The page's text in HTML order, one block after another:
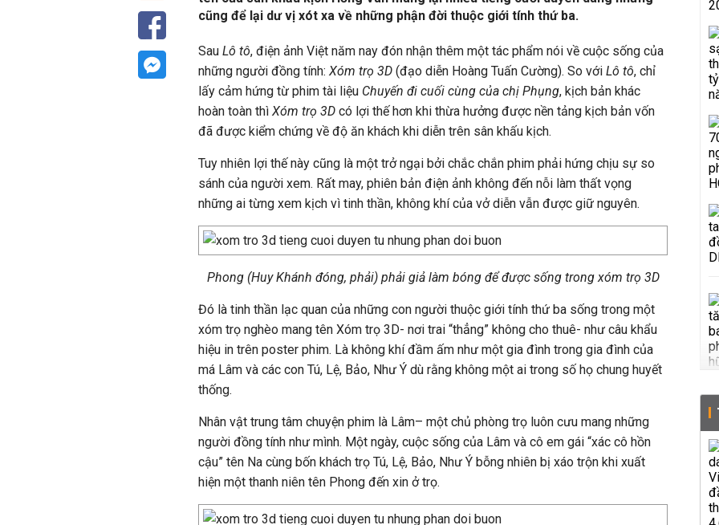
cũng để lại dư vị xót xa về những phận đời thuộc giới tính thứ ba.
Sau Lô tô, điện ảnh Việt năm nay đón nhận thêm một tác phẩm nói về cuộc sống của
những người đồng tính: Xóm trọ 3D (đạo diễn Hoàng Tuấn Cường). So với Lô tô, chỉ
lấy cảm hứng từ phim tài liệu Chuyến đi cuối cùng của chị Phụng, kịch bản khác
hoàn toàn thì Xóm trọ 3D có lợi thế hơn khi thừa hưởng được nền tảng kịch bản vốn
đã được kiểm chứng về độ ăn khách khi diễn trên sân khấu kịch.
Tuy nhiên lợi thế này cũng là một trở ngại bởi chắc chắn phim phải hứng chịu sự so
sánh của người xem. Rất may, phiên bản điện ảnh không đến nỗi làm thất vọng
những ai từng xem kịch vì tinh thần, không khí của vở diễn vẫn được giữ nguyên.
Phong (Huy Khánh đóng, phải) phải giả làm bóng để được sống trong xóm trọ 3D
Đó là tinh thần lạc quan của những con người thuộc giới tính thứ ba sống trong một
xóm trọ nghèo mang tên Xóm trọ 3D- nơi trai “thẳng” không cho thuê- như câu khẩu
hiệu in trên poster phim. Là không khí đầm ấm như một gia đình trong gia đình của
má Lâm và các con Tú, Lệ, Bảo, Như Ý dù rằng không một ai trong số họ chung huyết
thống.
Nhân vật trung tâm chuyện phim là Lâm– một chủ phòng trọ luôn cưu mang những
người đồng tính như mình. Một ngày, cuộc sống của Lâm và cô em gái “xác cô hồn
cậu” tên Na cùng bốn khách trọ Tú, Lệ, Bảo, Như Ý bỗng nhiên bị xáo trộn khi xuất
hiện một thanh niên tên Phong đến xin ở trọ.